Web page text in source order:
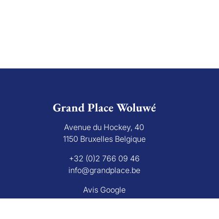
Grand Place Woluwé
Avenue du Hockey, 40
1150 Bruxelles Belgique
+32 (0)2 766 09 46
info@grandplace.be
Avis Google